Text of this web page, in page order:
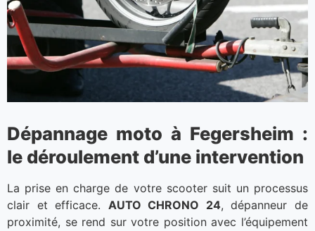
Dépannage moto à Fegersheim :
le déroulement d’une intervention
La prise en charge de votre scooter suit un processus
clair et efficace. AUTO CHRONO 24, dépanneur de
proximité, se rend sur votre position avec l’équipement